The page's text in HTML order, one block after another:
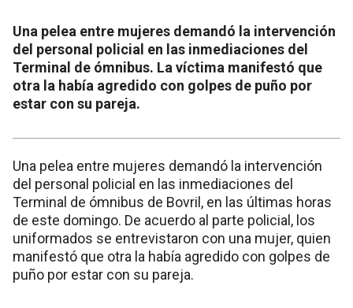
Una pelea entre mujeres demandó la intervención
del personal policial en las inmediaciones del
Terminal de ómnibus. La víctima manifestó que
otra la había agredido con golpes de puño por
estar con su pareja.
Una pelea entre mujeres demandó la intervención
del personal policial en las inmediaciones del
Terminal de ómnibus de Bovril, en las últimas horas
de este domingo. De acuerdo al parte policial, los
uniformados se entrevistaron con una mujer, quien
manifestó que otra la había agredido con golpes de
puño por estar con su pareja.